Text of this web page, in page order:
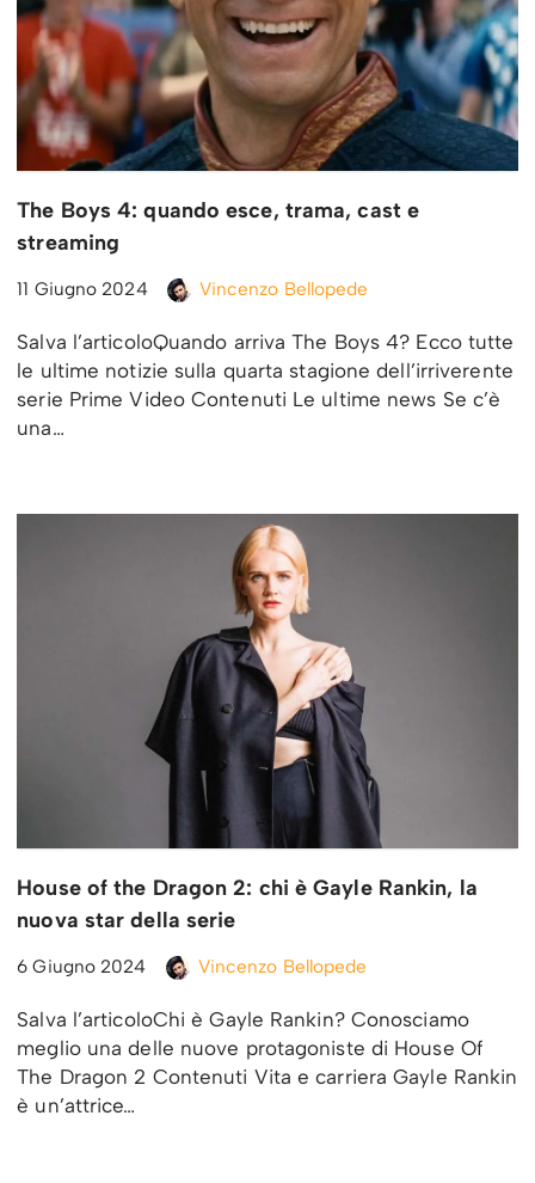
The Boys 4: quando esce, trama, cast e
streaming
11 Giugno 2024 Vincenzo Bellopede
Salva l’articoloQuando arriva The Boys 4? Ecco tutte
le ultime notizie sulla quarta stagione dell’irriverente
serie Prime Video Contenuti Le ultime news Se c’è
una…
House of the Dragon 2: chi è Gayle Rankin, la
nuova star della serie
6 Giugno 2024 Vincenzo Bellopede
Salva l’articoloChi è Gayle Rankin? Conosciamo
meglio una delle nuove protagoniste di House Of
The Dragon 2 Contenuti Vita e carriera Gayle Rankin
è un’attrice…